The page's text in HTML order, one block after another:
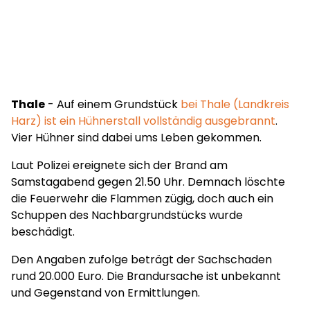
Thale - Auf einem Grundstück bei Thale (Landkreis
Harz) ist ein Hühnerstall vollständig ausgebrannt.
Vier Hühner sind dabei ums Leben gekommen.
Laut Polizei ereignete sich der Brand am
Samstagabend gegen 21.50 Uhr. Demnach löschte
die Feuerwehr die Flammen zügig, doch auch ein
Schuppen des Nachbargrundstücks wurde
beschädigt.
Den Angaben zufolge beträgt der Sachschaden
rund 20.000 Euro. Die Brandursache ist unbekannt
und Gegenstand von Ermittlungen.